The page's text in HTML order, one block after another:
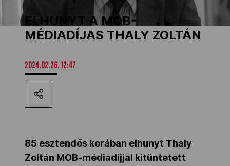
Los Angeles 2028
MOB
Kettőskarrier-program
NOB
ELHUNYT A MOB-
MÉDIADÍJAS THALY ZOLTÁN
2024.02.26. 12:47
85 esztendős korában elhunyt Thaly
Zoltán MOB-médiadíjjal kitüntetett